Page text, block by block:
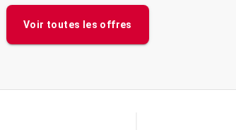
Voir toutes les offres